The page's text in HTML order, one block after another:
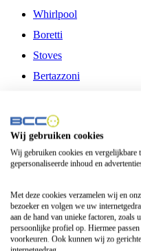
Whirlpool
Boretti
Stoves
Bertazzoni
Fitelli
Airfryer
Frituurpan
Contactgrill
Broodbakmachine
Broodrooster
Wij gebruiken cookies
Wij gebruiken cookies en vergelijkbare
gepersonaliseerde inhoud en
Met deze cookies verzamelen wij en
bezoeker en volgen we uw
aan de hand van unieke factoren,
persoonlijke profiel op. Hiermee
voorkeuren. Ook kunnen wij zo